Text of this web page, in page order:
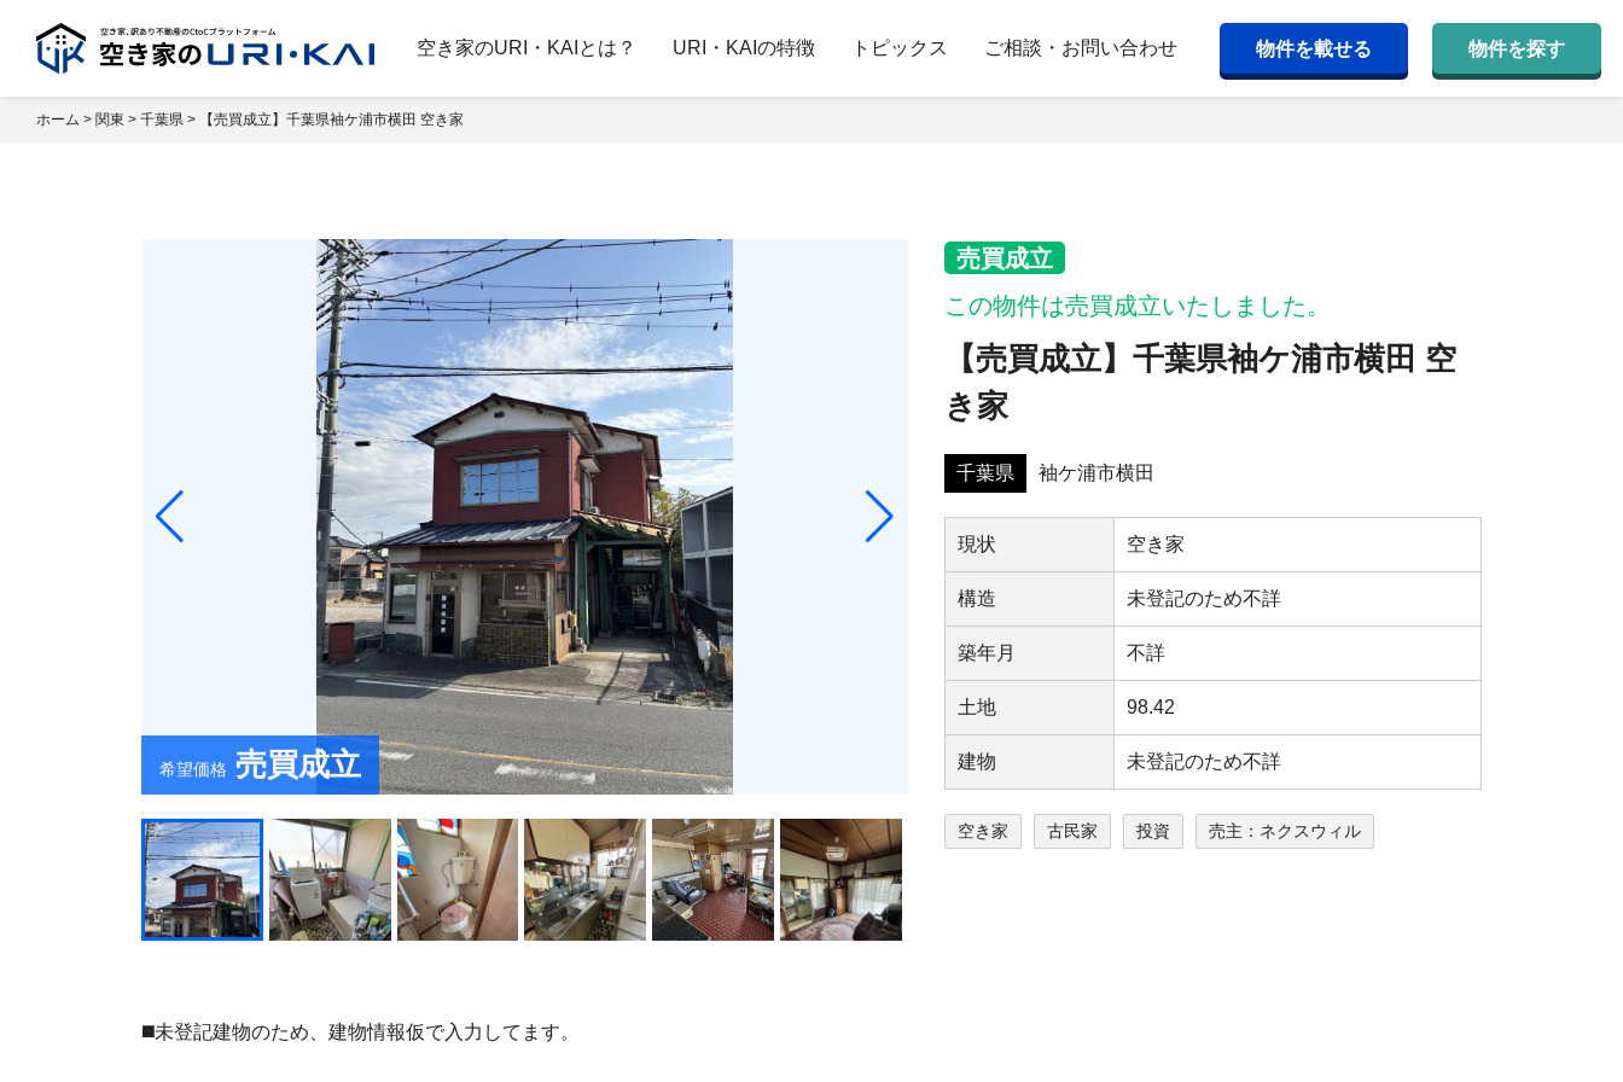
空き家のURI・KAIとは？ URI・KAIの特徴 トピックス ご相談・お問い合わせ 物件を載せる 物件を探す
ホーム > 関東 > 千葉県 > 【売買成立】千葉県袖ケ浦市横田 空き家
希望価格 売買成立
売買成立
この物件は売買成立いたしました。
【売買成立】千葉県袖ケ浦市横田 空
き家
千葉県 袖ケ浦市横田
現状 空き家
構造 未登記のため不詳
築年⽉ 不詳
⼟地 98.42
建物 未登記のため不詳
空き家 古民家 投資 売主：ネクスウィル
◼️未登記建物のため、建物情報仮で入力してます。